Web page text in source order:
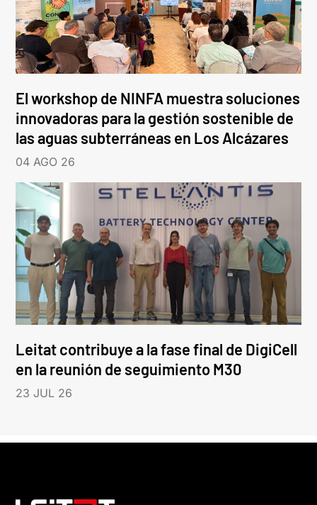
El workshop de NINFA muestra soluciones
innovadoras para la gestión sostenible de
las aguas subterráneas en Los Alcázares
04 AGO 26
Leitat contribuye a la fase final de DigiCell
en la reunión de seguimiento M30
23 JUL 26